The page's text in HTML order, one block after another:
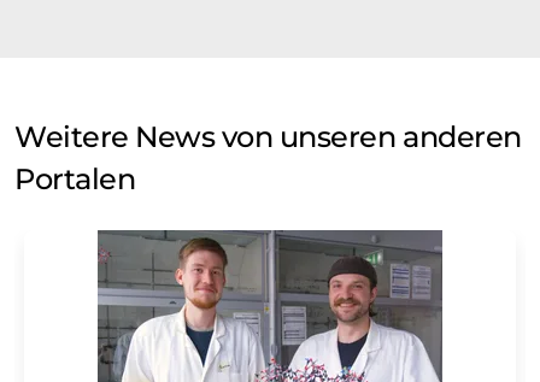
Weitere News von unseren anderen
Portalen